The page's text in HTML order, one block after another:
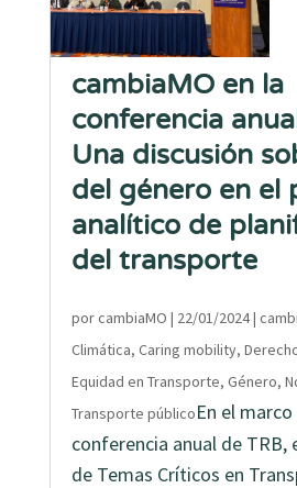
cambiaMO en la
conferencia
Una discusión
del género en el
analítico de
del transporte
porcambiaMO | 22/01/2024|
Climática, Caring mobility,
Equidad en Transporte, Género,
Transporte públicoEn el
conferencia anual de TRB,
de Temas Críticos en